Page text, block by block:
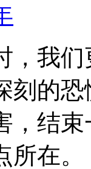
，我
刻的
，结
在。